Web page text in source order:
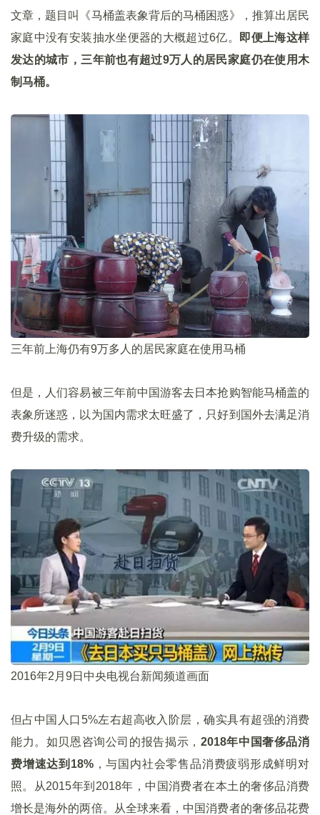
文章，题目叫《马桶盖表象背后的马桶困惑》，推算出居民
家庭中没有安装抽水坐便器的大概超过6亿。
即便上海这样
发达的城市，三年前也有超过9万人的居民家庭仍在使用木
制马桶。
三年前上海仍有9万多人的居民家庭在使用马桶
但是，人们容易被三年前中国游客去日本抢购智能马桶盖的
表象所迷惑，以为国内需求太旺盛了，只好到国外去满足消
费升级的需求。
2016年2月9日中央电视台新闻频道画面
但占中国人口5%左右超高收入阶层，确实具有超强的消费
能力。如贝恩咨询公司的报告揭示， 2018年中国奢侈品消
费增速达到18%，与国内社会零售品消费疲弱形成鲜明对
照。从2015年到2018年，中国消费者在本土的奢侈品消费
增长是海外的两倍。从全球来看，中国消费者的奢侈品花费